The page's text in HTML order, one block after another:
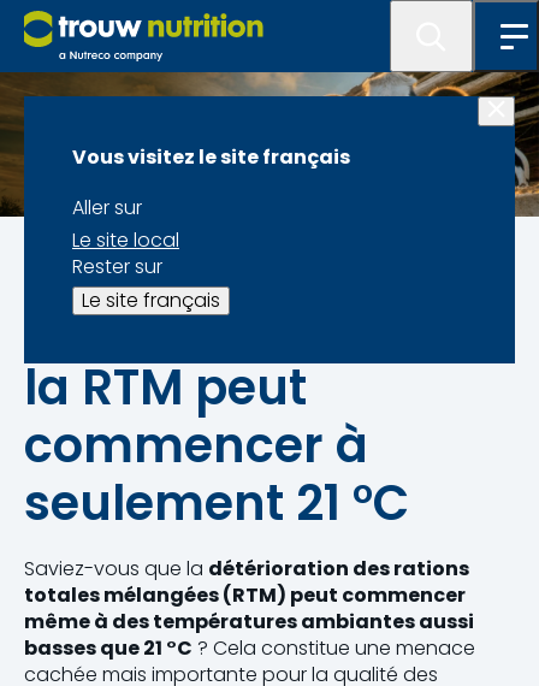
Vous visitez le site français
Aller sur
Le site local
Rester sur
Le site français
Préservez la fraîcheur et la valeur de votre RTM
La détérioration de
la RTM peut
commencer à
seulement 21 °C
Saviez-vous que la détérioration des rations
totales mélangées (RTM) peut commencer
même à des températures ambiantes aussi
basses que 21 °C ? Cela constitue une menace
cachée mais importante pour la qualité des